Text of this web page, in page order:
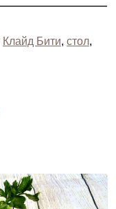
Клайд Бити, стол,